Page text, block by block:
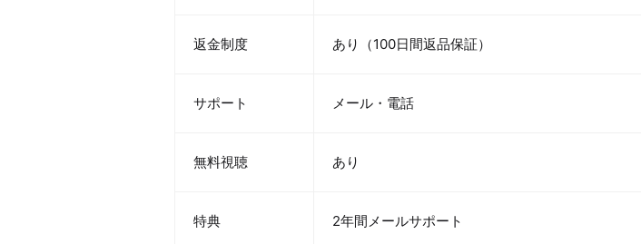
返金制度 あり（100日間返品保証）
サポート メール・電話
無料視聴 あり
特典 2年間メールサポート